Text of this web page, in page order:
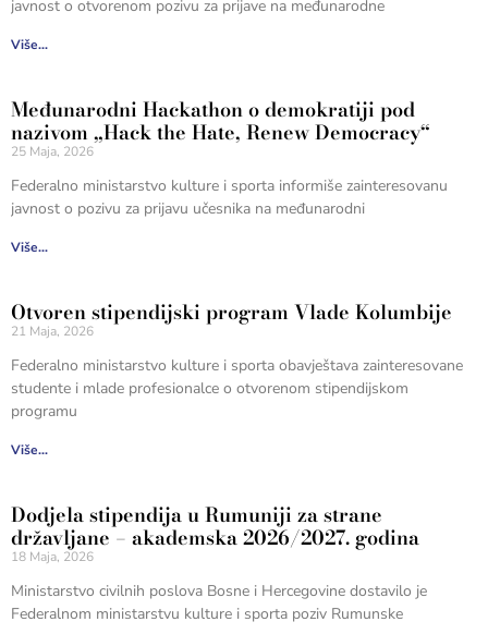
javnost o otvorenom pozivu za prijave na međunarodne
Više...
Međunarodni Hackathon o demokratiji pod
nazivom „Hack the Hate, Renew Democracy“
25 Maja, 2026
Federalno ministarstvo kulture i sporta informiše zainteresovanu
javnost o pozivu za prijavu učesnika na međunarodni
Više...
Otvoren stipendijski program Vlade Kolumbije
21 Maja, 2026
Federalno ministarstvo kulture i sporta obavještava zainteresovane
studente i mlade profesionalce o otvorenom stipendijskom
programu
Više...
Dodjela stipendija u Rumuniji za strane
državljane – akademska 2026/2027. godina
18 Maja, 2026
Ministarstvo civilnih poslova Bosne i Hercegovine dostavilo je
Federalnom ministarstvu kulture i sporta poziv Rumunske